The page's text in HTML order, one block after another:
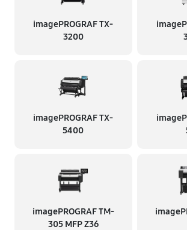
imagePROGRAF TX-
3200
imagePROGRAF TX-
5400
imagePROGRAF TM-
305 MFP Z36